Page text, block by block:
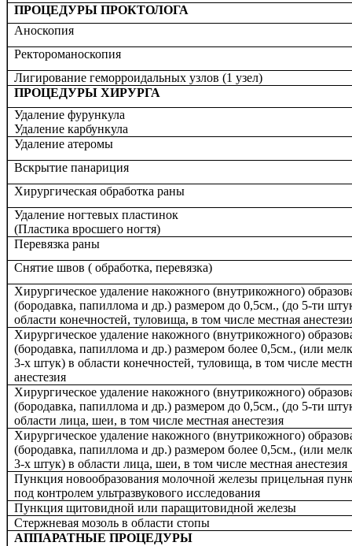
ПРОЦЕДУРЫ ПРОКТОЛОГА
Аноскопия
Ректороманоскопия
Лигирование геморроидальных узлов (1 узел)
ПРОЦЕДУРЫ ХИРУРГА
Удаление фурункула
Удаление карбункула
Удаление атеромы
Вскрытие панариция
Хирургическая обработка раны
Удаление ногтевых пластинок
(Пластика вросшего ногтя)
Перевязка раны
Снятие швов ( обработка, перевязка)
Хирургическое удаление накожного (внутрикожного)
(бородавка, папиллома и др.) размером до 0,5см., (до 5-ти
области конечностей, туловища, в том числе местная
Хирургическое удаление накожного (внутрикожного)
(бородавка, папиллома и др.) размером более 0,5см., (или
3-х штук) в области конечностей, туловища, в том числе
анестезия
Хирургическое удаление накожного (внутрикожного)
(бородавка, папиллома и др.) размером до 0,5см., (до 5-ти
области лица, шеи, в том числе местная анестезия
Хирургическое удаление накожного (внутрикожного)
(бородавка, папиллома и др.) размером более 0,5см., (или
3-х штук) в области лица, шеи, в том числе местная анестезия
Пункция новообразования молочной железы прицельная
под контролем ультразвукового исследования
Пункция щитовидной или паращитовидной железы
Стержневая мозоль в области стопы
АППАРАТНЫЕ ПРОЦЕДУРЫ